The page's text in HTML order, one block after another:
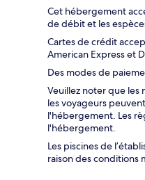
Cet hébergement
de débit et les
Cartes de crédit
American Express et
Des modes de
Veuillez noter que les
les voyageurs
l'hébergement. Les
l'hébergement.
Les piscines de
raison des conditions